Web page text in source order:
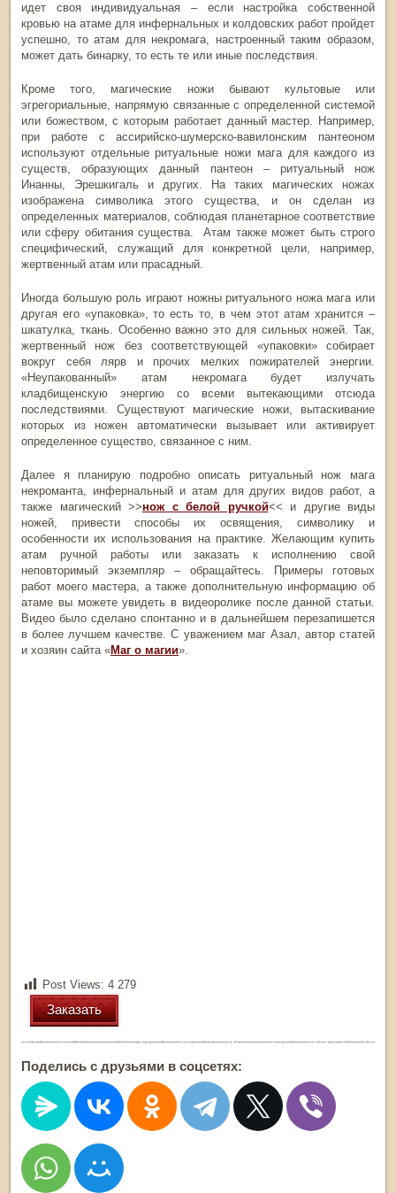
идет своя индивидуальная – если настройка собственной
кровью на атаме для инфернальных и колдовских работ пройдет
успешно, то атам для некромага, настроенный таким образом,
может дать бинарку, то есть те или иные последствия.
Кроме того, магические ножи бывают культовые или
эгрегориальные, напрямую связанные с определенной системой
или божеством, с которым работает данный мастер. Например,
при работе с ассирийско-шумерско-вавилонским пантеоном
используют отдельные ритуальные ножи мага для каждого из
существ, образующих данный пантеон – ритуальный нож
Инанны, Эрешкигаль и других. На таких магических ножах
изображена символика этого существа, и он сделан из
определенных материалов, соблюдая планетарное соответствие
или сферу обитания существа. Атам также может быть строго
специфический, служащий для конкретной цели, например,
жертвенный атам или прасадный.
Иногда большую роль играют ножны ритуального ножа мага или
другая его «упаковка», то есть то, в чем этот атам хранится –
шкатулка, ткань. Особенно важно это для сильных ножей. Так,
жертвенный нож без соответствующей «упаковки» собирает
вокруг себя лярв и прочих мелких пожирателей энергии.
«Неупакованный» атам некромага будет излучать
кладбищенскую энергию со всеми вытекающими отсюда
последствиями. Существуют магические ножи, вытаскивание
которых из ножен автоматически вызывает или активирует
определенное существо, связанное с ним.
Далее я планирую подробно описать ритуальный нож мага
некроманта, инфернальный и атам для других видов работ, а
также магический >>нож с белой ручкой<< и другие виды
ножей, привести способы их освящения, символику и
особенности их использования на практике. Желающим купить
атам ручной работы или заказать к исполнению свой
неповторимый экземпляр – обращайтесь. Примеры готовых
работ моего мастера, а также дополнительную информацию об
атаме вы можете увидеть в видеоролике после данной статьи.
Видео было сделано спонтанно и в дальнейшем перезапишется
в более лучшем качестве. С уважением маг Азал, автор статей
и хозяин сайта «Маг о магии».
Post Views: 4 279
Заказать
Поделись с друзьями в соцсетях: